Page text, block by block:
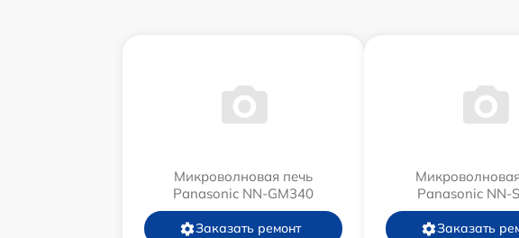
Микроволновая печь
Panasonic NN-GM340
Заказать ремонт
Panasonic NN-
Заказать